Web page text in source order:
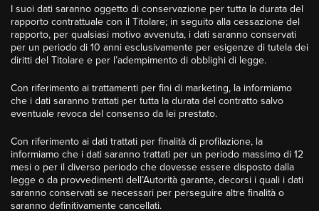
I suoi dati saranno oggetto di conservazione per tutta la durata del
rapporto contrattuale con il Titolare; in seguito alla cessazione del
rapporto, per qualsiasi motivo avvenuta, i dati saranno conservati
per un periodo di 10 anni esclusivamente per esigenze di tutela dei
diritti del Titolare e per l’adempimento di obblighi di legge.
Con riferimento ai trattamenti per fini di marketing, la informiamo
che i dati saranno trattati per tutta la durata del contratto salvo
eventuale revoca del consenso da lei prestato.
Con riferimento ai dati trattati per finalità di profilazione, la
informiamo che i dati saranno trattati per un periodo massimo di 12
mesi o per il diverso periodo che dovesse essere disposto dalla
legge o da provvedimenti dell’Autorità garante, decorsi i quali i dati
saranno conservati se necessari per perseguire altre finalità o
saranno definitivamente cancellati.